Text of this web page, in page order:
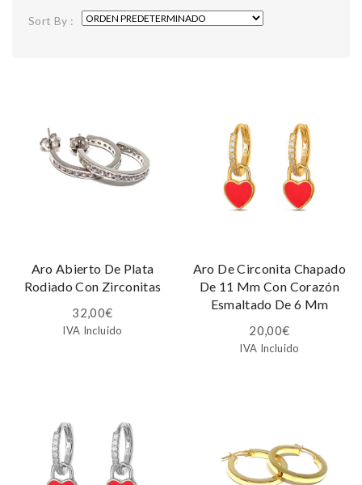
Sort By :
Aro Abierto De Plata
Rodiado Con Zirconitas
32,00€
IVA Incluido
Aro De Circonita Chapado
De 11 Mm Con Corazón
Esmaltado De 6 Mm
20,00€
IVA Incluido